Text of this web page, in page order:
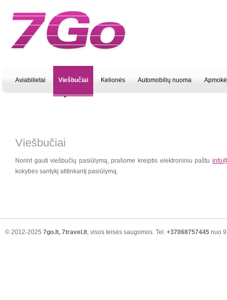
Aviabilietai Viešbučiai Kelionės Automobilių nuoma
Viešbučiai
Norint gauti viešbučių pasiūlymą, prašome kreiptis elektroniniu paštu
kokybės santykį atitinkantį pasiūlymą.
© 2012-2025 7go.lt, 7travel.lt, visos teisės saugomos. Tel. +37068757445nuo